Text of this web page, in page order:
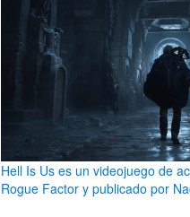
Hell Is Us es un videojuego de
Rogue Factor y publicado por